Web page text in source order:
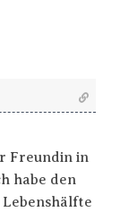
Freundin in
habe den